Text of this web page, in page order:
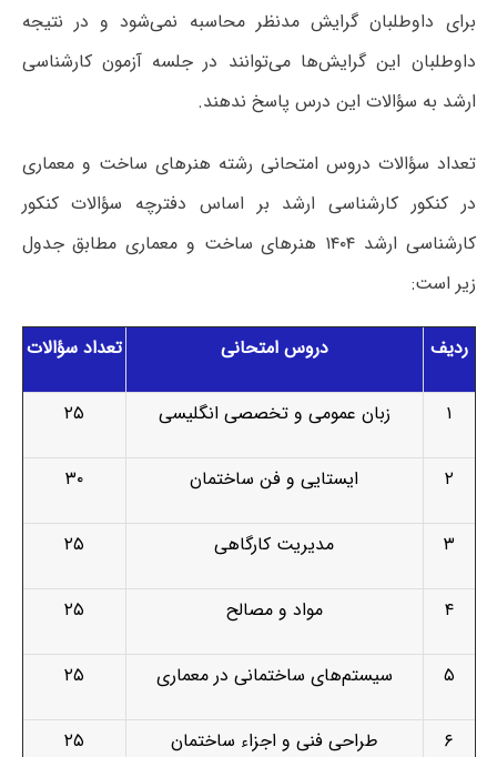
برای داوطلبان گرایش مدنظر محاسبه نمی‌شود و در نتیجه
داوطلبان این گرایش‌ها می‌توانند در جلسه آزمون کارشناسی
ارشد به سؤالات این درس پاسخ ندهند.
تعداد سؤالات دروس امتحانی رشته هنرهای ساخت و معماری
در کنکور کارشناسی ارشد بر اساس دفترچه سؤالات کنکور
کارشناسی ارشد ۱۴۰۴ هنرهای ساخت و معماری مطابق جدول
زیر است:
ردیف دروس امتحانی تعداد سؤالات
۱ زبان عمومی و تخصصی انگلیسی ۲۵
۲ ایستایی و فن ساختمان ۳۰
۳ مدیریت کارگاهی ۲۵
۴ مواد و مصالح ۲۵
۵ سیستم‌های ساختمانی در معماری ۲۵
۶ طراحی فنی و اجزاء ساختمان ۲۵